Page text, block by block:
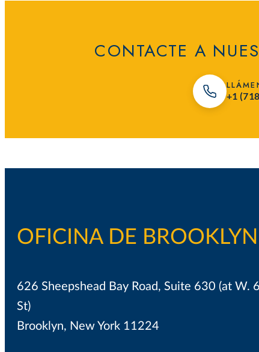
CONTACTE A
+1
OFICINA DE BROOKLYN
626 Sheepshead Bay Road, Suite 630 (at W.
St)
Brooklyn, New York 11224